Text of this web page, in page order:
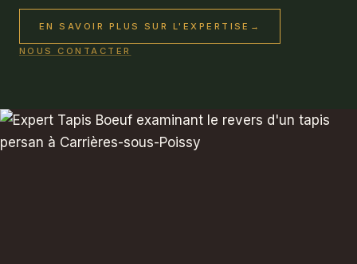
EN SAVOIR PLUS SUR L'EXPERTISE →
NOUS CONTACTER